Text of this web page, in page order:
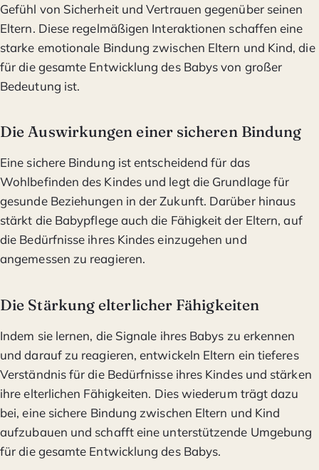
Gefühl von Sicherheit und Vertrauen gegenüber seinen
Eltern. Diese regelmäßigen Interaktionen schaffen eine
starke emotionale Bindung zwischen Eltern und Kind, die
für die gesamte Entwicklung des Babys von großer
Bedeutung ist.
Die Auswirkungen einer sicheren Bindung
Eine sichere Bindung ist entscheidend für das
Wohlbefinden des Kindes und legt die Grundlage für
gesunde Beziehungen in der Zukunft. Darüber hinaus
stärkt die Babypflege auch die Fähigkeit der Eltern, auf
die Bedürfnisse ihres Kindes einzugehen und
angemessen zu reagieren.
Die Stärkung elterlicher Fähigkeiten
Indem sie lernen, die Signale ihres Babys zu erkennen
und darauf zu reagieren, entwickeln Eltern ein tieferes
Verständnis für die Bedürfnisse ihres Kindes und stärken
ihre elterlichen Fähigkeiten. Dies wiederum trägt dazu
bei, eine sichere Bindung zwischen Eltern und Kind
aufzubauen und schafft eine unterstützende Umgebung
für die gesamte Entwicklung des Babys.